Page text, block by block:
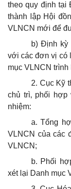
theo quy định tại
thành lập Hội
VLNCN mới để
b) Định kỳ
với các đơn vị có
mục VLNCN
2. Cục Kỹ
chủ trì, phối hợp
nhiệm:
a. Tổng
VLNCN của các
VLNCN;
b. Phối
xét lại Danh mục